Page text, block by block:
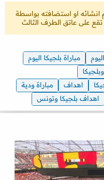
انشائه او استضافته بواسطة
على عاتق الطرف الثالث
مباراة بلجيكا اليوم
اهداف
مباراة ودية
اهداف بلجيكا وتونس